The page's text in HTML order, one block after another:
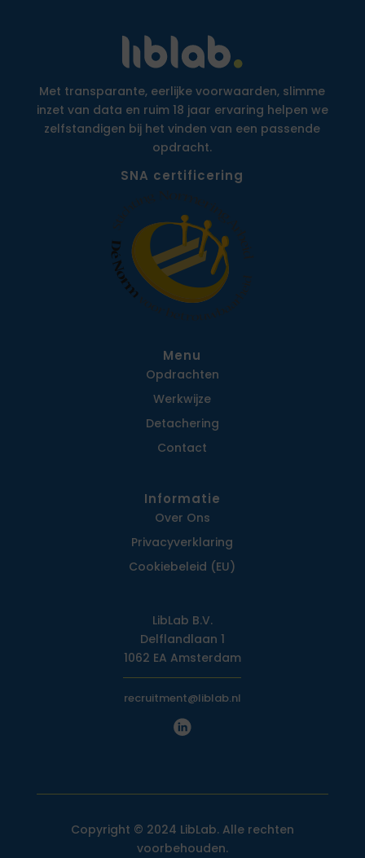
Met transparante, eerlijke voorwaarden, slimme
inzet van data en ruim 18 jaar ervaring helpen we
zelfstandigen bij het vinden van een passende
opdracht.
SNA certificering
Menu
Opdrachten
Werkwijze
Detachering
Contact
Informatie
Over Ons
Privacy­verklaring
Cookiebeleid (EU)
LibLab B.V.
Delflandlaan 1
1062 EA Amsterdam
recruitment@liblab.nl
Copyright © 2024 LibLab. Alle rechten
voorbehouden.